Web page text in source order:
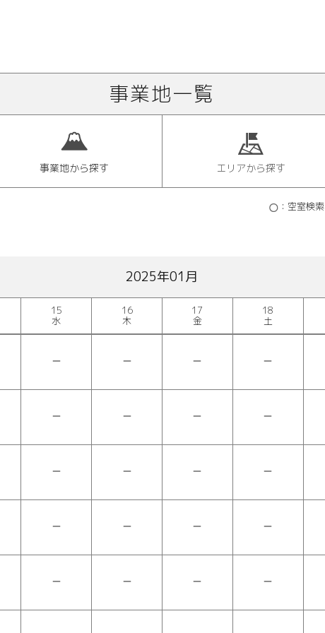
事業地一覧
事業地から探す エリアから探す
：空室検索
2025年01月
15
水
16
木
17
金
18
土